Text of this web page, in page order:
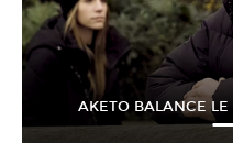
AKETO BALANCE LE